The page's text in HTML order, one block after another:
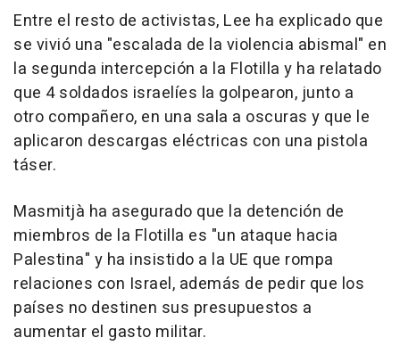
Entre el resto de activistas, Lee ha explicado que
se vivió una "escalada de la violencia abismal" en
la segunda intercepción a la Flotilla y ha relatado
que 4 soldados israelíes la golpearon, junto a
otro compañero, en una sala a oscuras y que le
aplicaron descargas eléctricas con una pistola
táser.
Masmitjà ha asegurado que la detención de
miembros de la Flotilla es "un ataque hacia
Palestina" y ha insistido a la UE que rompa
relaciones con Israel, además de pedir que los
países no destinen sus presupuestos a
aumentar el gasto militar.